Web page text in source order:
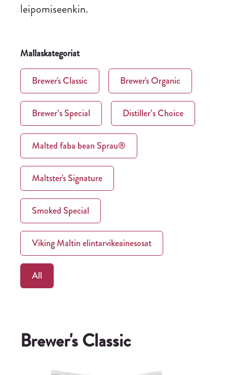
leipomiseenkin.
Mallaskategoriat
Brewer's Classic Brewer's Organic
Brewer’s Special Distiller’s Choice
Malted faba bean Sprau®
Maltster's Signature
Smoked Special
Viking Maltin elintarvikeainesosat
All
Brewer's Classic